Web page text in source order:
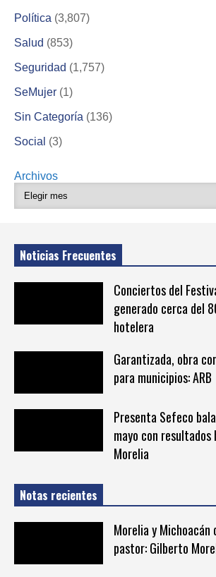
Política (3,807)
Salud (853)
Seguridad (1,757)
SeMujer (1)
Sin Categoría (136)
Social (3)
Archivos
Noticias Frecuentes
Conciertos del
generado cerca del
hotelera
Garantizada, obra
para municipios: ARB
Presenta Sefeco
mayo con
Morelia
Notas recientes
Morelia y Michoacán
pastor: Gilberto